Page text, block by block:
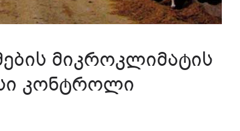
მიკროკლიმატის
კონტროლი